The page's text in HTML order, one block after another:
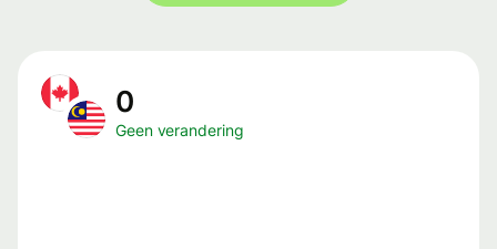
0
Geen verandering